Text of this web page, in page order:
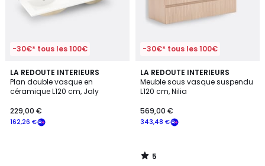
€.
-30€* tous les 100€
LA REDOUTE INTERIEURS
Plan double vasque en
céramique L120 cm, Jaly
162,26 €
229,00 €
-30€* tous les 100€
LA REDOUTE INTERIEURS
Meuble sous vasque suspendu
L120 cm, Nilia
343,48 €
569,00 €
5
/
5
5
/